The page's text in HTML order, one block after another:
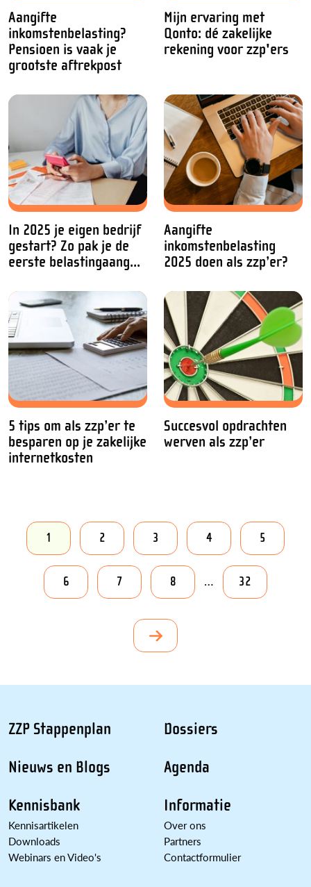
Aangifte
inkomstenbelasting?
Pensioen is vaak je
grootste aftrekpost
Mijn ervaring met
Qonto: dé zakelijke
rekening voor zzp'ers
In 2025 je eigen bedrijf
gestart? Zo pak je de
eerste belastingaang...
Aangifte
inkomstenbelasting
2025 doen als zzp’er?
5 tips om als zzp’er te
besparen op je zakelijke
internetkosten
Succesvol opdrachten
werven als zzp’er
1 2 3 4 5
6 7 8 … 32
ZZP Stappenplan
Nieuws en Blogs
Kennisbank
Kennisartikelen
Downloads
Webinars en Video's
Dossiers
Agenda
Informatie
Over ons
Partners
Contactformulier